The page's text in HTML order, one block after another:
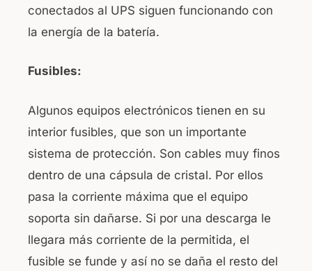
conectados al UPS siguen funcionando con
la energía de la batería.
Fusibles:
Algunos equipos electrónicos tienen en su
interior fusibles, que son un importante
sistema de protección. Son cables muy finos
dentro de una cápsula de cristal. Por ellos
pasa la corriente máxima que el equipo
soporta sin dañarse. Si por una descarga le
llegara más corriente de la permitida, el
fusible se funde y así no se daña el resto del